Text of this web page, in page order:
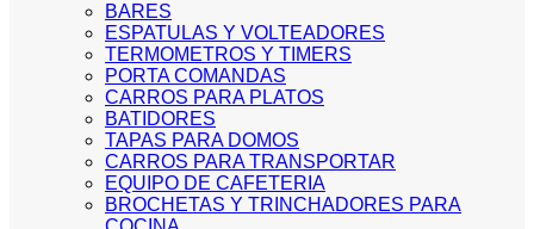
BARES
ESPATULAS Y VOLTEADORES
TERMOMETROS Y TIMERS
PORTA COMANDAS
CARROS PARA PLATOS
BATIDORES
TAPAS PARA DOMOS
CARROS PARA TRANSPORTAR
EQUIPO DE CAFETERIA
BROCHETAS Y TRINCHADORES PARA